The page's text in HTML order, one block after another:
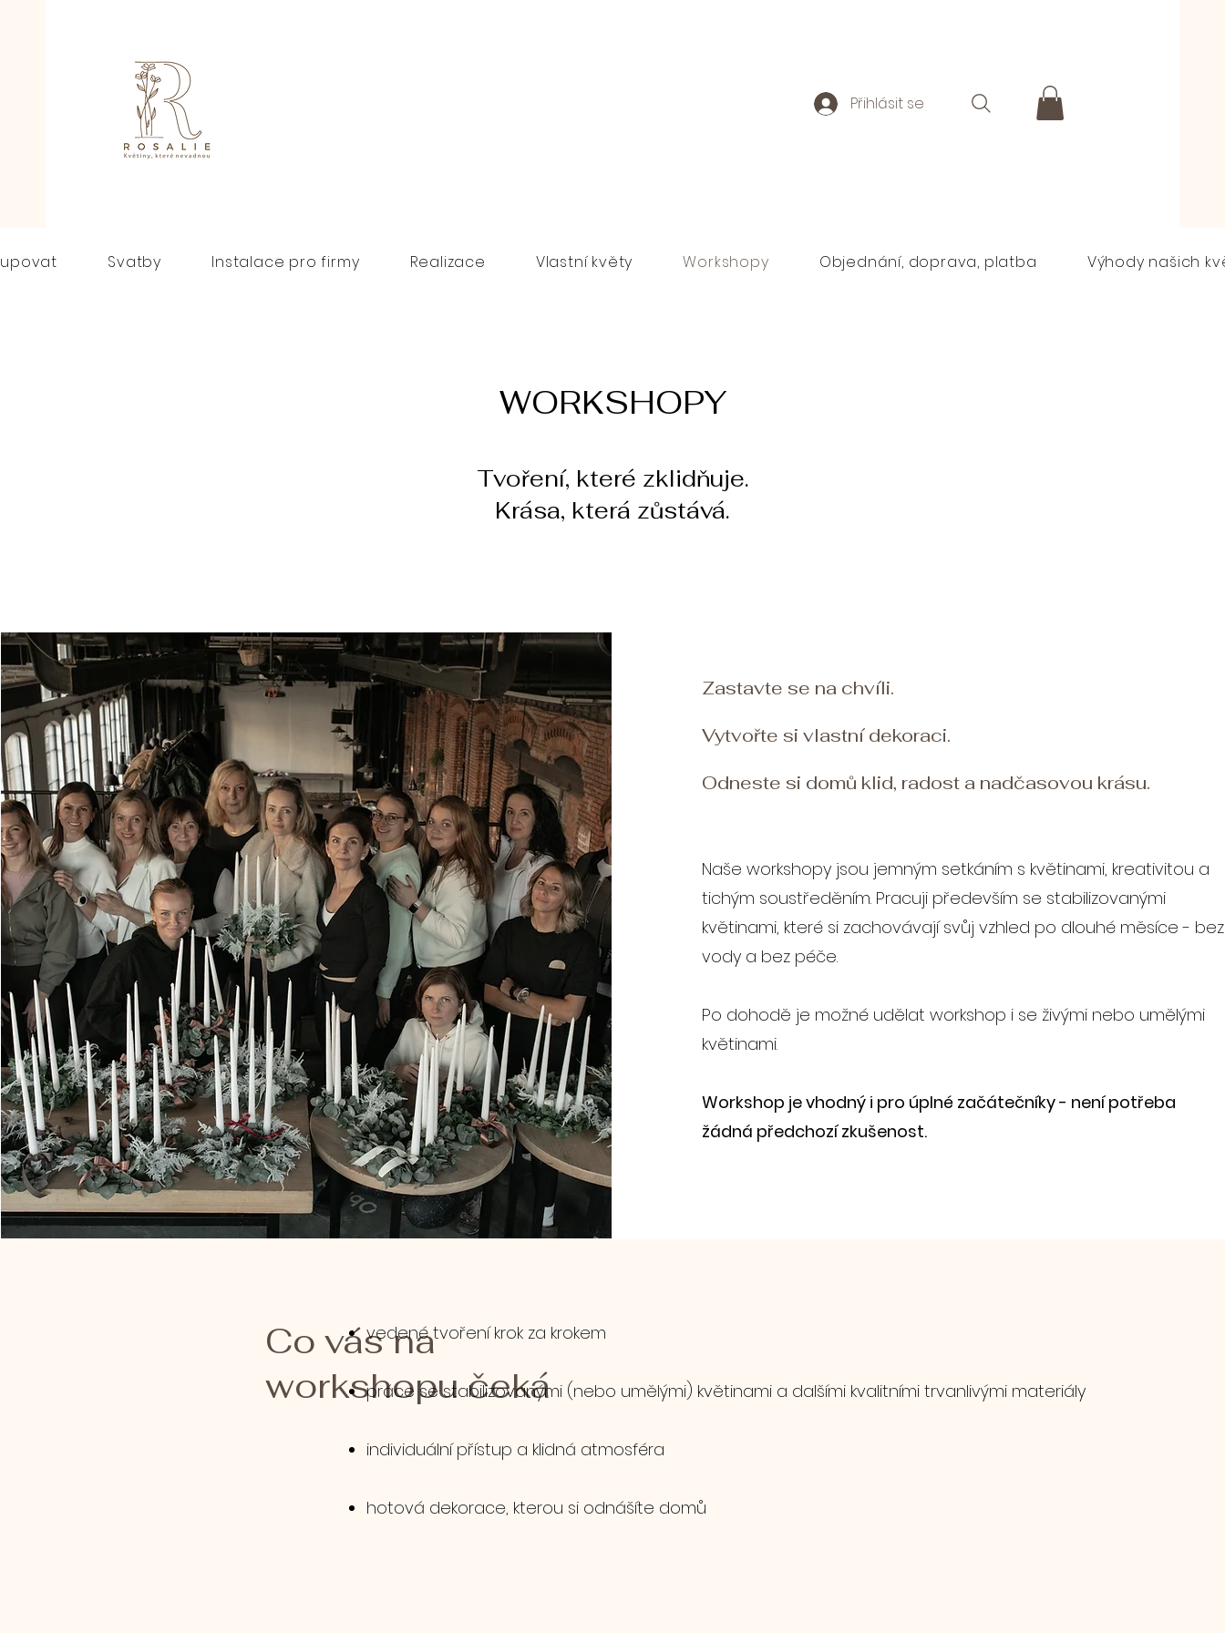
Přihlásit se
Svatby Instalace pro firmy Realizace Vlastní květy Workshopy Objednání, doprava, platba Výhody našich
WORKSHOPY
Tvoření, které zklidňuje.
Krása, která zůstává.
Zastavte se na chvíli.
Vytvořte si vlastní dekoraci.
Odneste si domů klid, radost a nadčasovou krásu.
Naše workshopy jsou jemným setkáním s květinami, kreativitou a
tichým soustředěním. Pracuji především se stabilizovanými
květinami, které si zachovávají svůj vzhled po dlouhé měsíce - bez
vody a bez péče.
Po dohodě je možné udělat workshop i se živými nebo umělými
květinami.
Workshop je vhodný i pro úplné začátečníky - není potřeba
žádná předchozí zkušenost.
Co vás na
workshopu čeká
​​vedené tvoření krok za krokem
práce se stabilizovanými (nebo umělými) květinami a dalšími kvalitními trvanlivými materiály
individuální přístup a klidná atmosféra
hotová dekorace, kterou si odnášíte domů